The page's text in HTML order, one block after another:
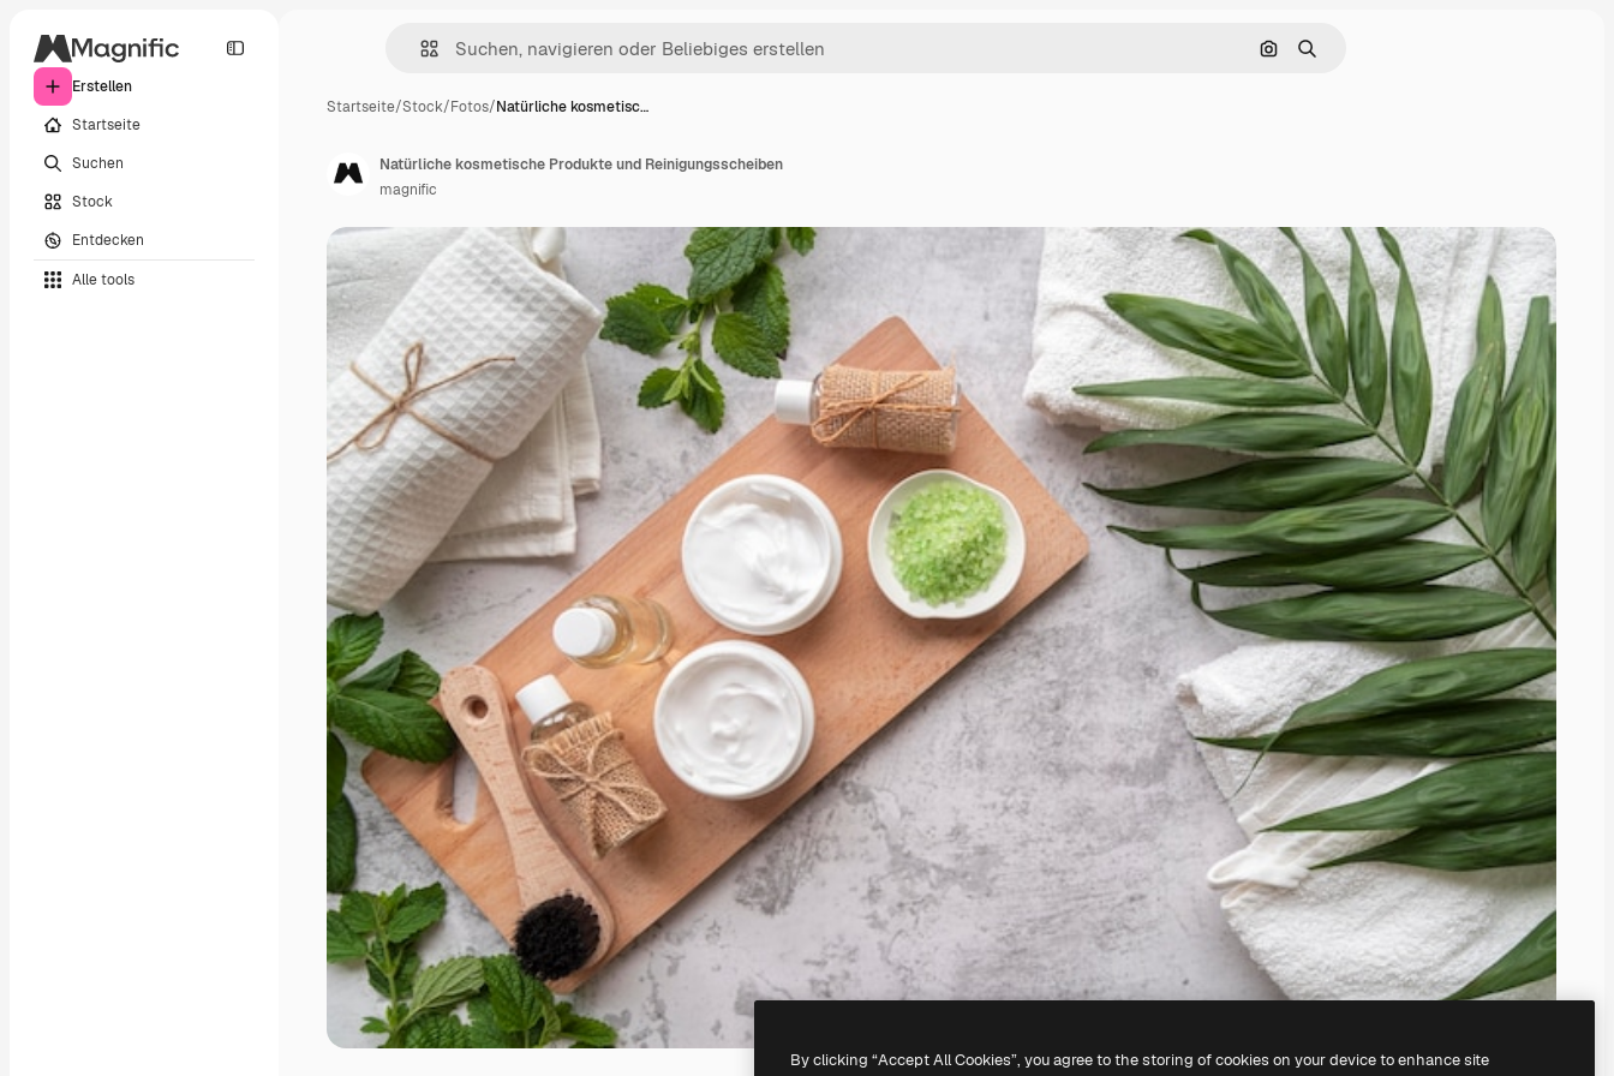
Erstellen
Startseite
Suchen
Stock
Entdecken
Alle tools
Nach Bild suchen
Suchen
Startseite/Stock/Fotos/Natürliche kosmetisc…
Natürliche kosmetische Produkte und Reinigungsscheiben
magnific
By clicking “Accept All Cookies”, you agree to the storing of cookies on your device to enhance site